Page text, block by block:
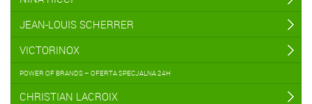
JEAN-LOUIS SCHERRER
VICTORINOX
POWER OF BRANDS – OFERTA SPECJALNA 24H
CHRISTIAN LACROIX